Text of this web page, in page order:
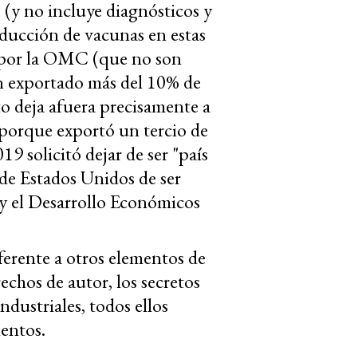
(y no incluye diagnósticos y
de vacunas en estas
la OMC (que no son
más del 10% de
deja afuera precisamente a
exportó un tercio de
solicitó dejar de ser "país
Estados Unidos de ser
el Desarrollo Económicos
a otros elementos de
de autor, los secretos
todos ellos